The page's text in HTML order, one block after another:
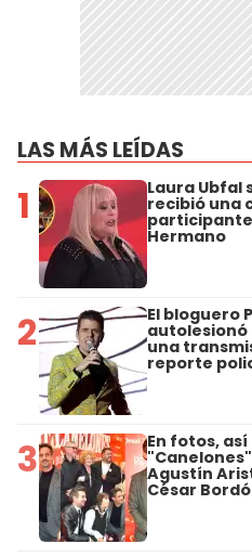
LAS MÁS LEÍDAS
1 Laura Ubfal
recibió una
Hermano
2 El bloguero
autolesionó
una
reporte
3 En fotos,
Agustín
César